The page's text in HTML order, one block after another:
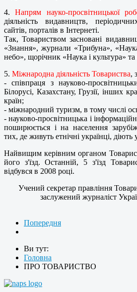
4.Напрям науко-просвітницької
діяльність видавництв,
сайтів, порталів в Інтернеті.
Так, Товариством засновані
«Знання», журнали «Трибуна»,
небо», щорічник «Наука і культура» та
5. Міжнародна діяльність Товариства,
- співпраця з науково-
Білорусі, Казахстану, Грузії,інших
країн;
- міжнародний туризм, в тому числі
- науково-просвітницька і
поширюється і на населення
тих, де живуть етнічні українці, діють
Найвищим керівним органом
його з'їзд. Останній, 5 з'їзд
відбувся в 2008 році.
Учений секретар правління
заслужений журналіст
Попередня
Ви тут:
Головна
ПРО ТОВАРИСТВО